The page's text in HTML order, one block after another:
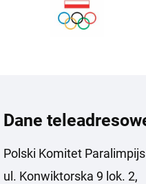
Dane
Polski Komitet
ul. Konwiktorska 9 lok. 2,